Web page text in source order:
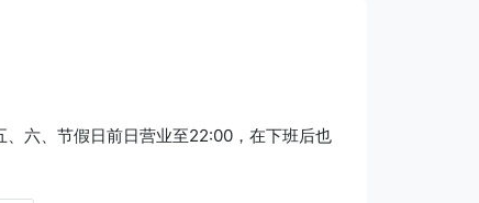
六、节假日前日营业至22:00，在下班后也